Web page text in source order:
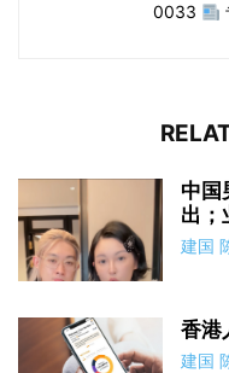
0033
中国
出；
建国
香港
建国